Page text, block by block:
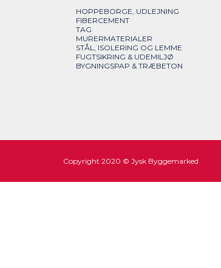
HOPPEBORGE, UDLEJNING
FIBERCEMENT
TAG
MURERMATERIALER
STÅL, ISOLERING OG LEMME
FUGTSIKRING & UDEMILJØ
BYGNINGSPAP & TRÆBETON
Copyright 2020 © Jysk Byggemarked